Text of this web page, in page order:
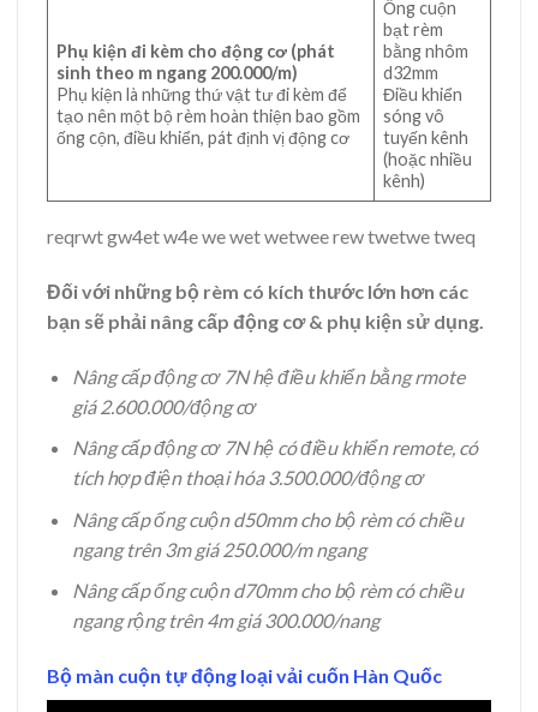
Phụ kiện đi kèm cho động cơ (phát
sinh theo m ngang 200.000/m)
Phụ kiện là những thứ vật tư đi kèm để
tạo nên một bộ rèm hoàn thiện bao gồm
ống cộn, điều khiển, pát định vị động cơ
Ống cuộn
bạt rèm
bằng nhôm
d32mm
Điều khiển
sóng vô
tuyến kênh
(hoặc nhiều
kênh)
reqrwt gw4et w4e we wet wetwee rew twetwe tweq
Đối với những bộ rèm có kích thước lớn hơn các
bạn sẽ phải nâng cấp động cơ & phụ kiện sử dụng.
Nâng cấp động cơ 7N hệ điều khiển bằng rmote
giá 2.600.000/động cơ
Nâng cấp động cơ 7N hệ có điều khiển remote, có
tích hợp điện thoại hóa 3.500.000/động cơ
Nâng cấp ống cuộn d50mm cho bộ rèm có chiều
ngang trên 3m giá 250.000/m ngang
Nâng cấp ống cuộn d70mm cho bộ rèm có chiều
ngang rộng trên 4m giá 300.000/nang
Bộ màn cuộn tự động loại vải cuốn Hàn Quốc